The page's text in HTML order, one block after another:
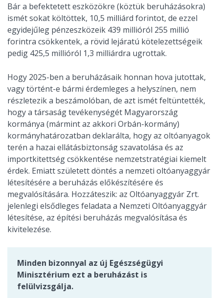
Bár a befektetett eszközökre (köztük beruházásokra)
ismét sokat költöttek, 10,5 milliárd forintot, de ezzel
egyidejűleg pénzeszközeik 439 millióról 255 millió
forintra csökkentek, a rövid lejáratú kötelezettségeik
pedig 425,5 millióról 1,3 milliárdra ugrottak.
Hogy 2025-ben a beruházásaik honnan hova jutottak,
vagy történt-e bármi érdemleges a helyszínen, nem
részletezik a beszámolóban, de azt ismét feltüntették,
hogy a társaság tevékenységét Magyarország
kormánya (mármint az akkori Orbán-kormány)
kormányhatározatban deklarálta, hogy az oltóanyagok
terén a hazai ellátásbiztonság szavatolása és az
importkitettség csökkentése nemzetstratégiai kiemelt
érdek. Emiatt született döntés a nemzeti oltóanyaggyár
létesítésére a beruházás előkészítésére és
megvalósítására. Hozzáteszik: az Oltóanyaggyár Zrt.
jelenlegi elsődleges feladata a Nemzeti Oltóanyaggyár
létesítése, az építési beruházás megvalósítása és
kivitelezése.
Minden bizonnyal az új Egészségügyi
Minisztérium ezt a beruházást is
felülvizsgálja.